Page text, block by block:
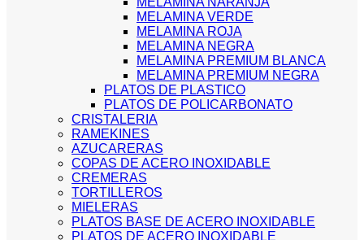
MELAMINA VERDE
MELAMINA ROJA
MELAMINA NEGRA
MELAMINA PREMIUM BLANCA
MELAMINA PREMIUM NEGRA
PLATOS DE PLASTICO
PLATOS DE POLICARBONATO
CRISTALERIA
RAMEKINES
AZUCARERAS
COPAS DE ACERO INOXIDABLE
CREMERAS
TORTILLEROS
MIELERAS
PLATOS BASE DE ACERO INOXIDABLE
PLATOS DE ACERO INOXIDABLE